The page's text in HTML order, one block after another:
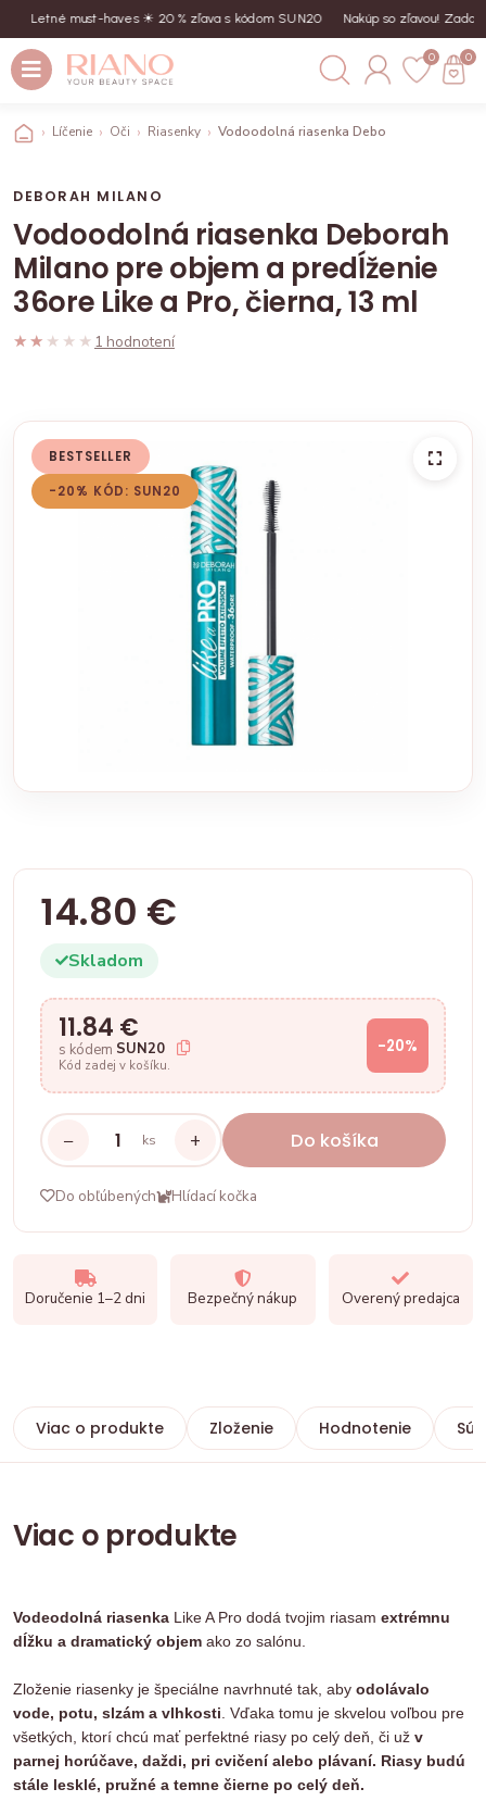
Letné must-haves ☀︎ 20 % zľava s kódom SUN20 Nakúp so zľavou! Zadaj kód
0 0
Líčenie Oči Riasenky Vodoodolná riasenka Deborah Milano pre
DEBORAH MILANO
Vodoodolná riasenka Deborah
Milano pre objem a predĺženie
36ore Like a Pro, čierna, 13 ml
★★★★★
★★★★★ 1 hodnotení
BESTSELLER
-20% KÓD: SUN20
14.80 €
Skladom
11.84 €
s kódem SUN20
Kód zadej v košíku.
-20%
− ks + Do košíka
Do obľúbených Hlídací kočka
Doručenie 1–2 dni Bezpečný nákup Overený predajca
Viac o produkte Zloženie Hodnotenie
Viac o produkte
Vodeodolná riasenka Like A Pro dodá tvojim riasam extrémnu
dĺžku a dramatický objem ako zo salónu.
Zloženie riasenky je špeciálne navrhnuté tak, aby odolávalo
vode, potu, slzám a vlhkosti . Vďaka tomu je skvelou voľbou pre
všetkých, ktorí chcú mať perfektné riasy po celý deň, či už v
parnej horúčave, daždi, pri cvičení alebo plávaní. Riasy budú
stále lesklé, pružné a temne čierne po celý deň.